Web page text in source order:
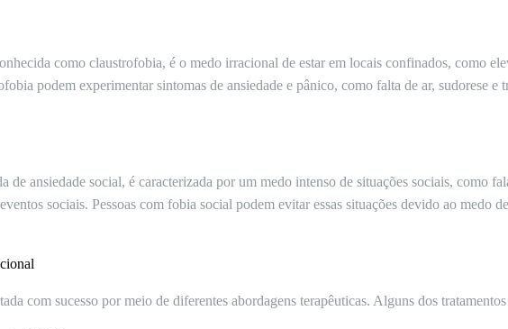
como claustrofobia, é o medo irracional de estar em locais confinados, como
podem experimentar sintomas de ansiedade e pânico, como falta de ar, sudorese e
de ansiedade social, é caracterizada por um medo intenso de situações sociais, como
sociais. Pessoas com fobia social podem evitar essas situações devido ao medo
com sucesso por meio de diferentes abordagens terapêuticas. Alguns dos